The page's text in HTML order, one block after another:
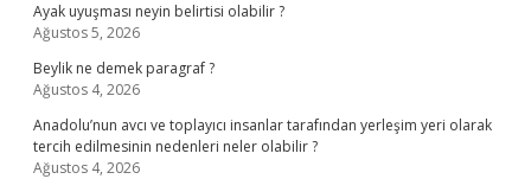
Ayak uyuşması neyin belirtisi olabilir ?
Ağustos 5, 2026
Beylik ne demek paragraf ?
Ağustos 4, 2026
Anadolu’nun avcı ve toplayıcı insanlar tarafından yerleşim yeri olarak
tercih edilmesinin nedenleri neler olabilir ?
Ağustos 4, 2026